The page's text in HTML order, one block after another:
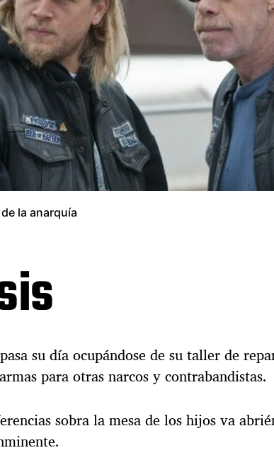
la anarquía
su día ocupándose de su taller de
para otras narcos y contrabandistas.
sobra la mesa de los hijos va